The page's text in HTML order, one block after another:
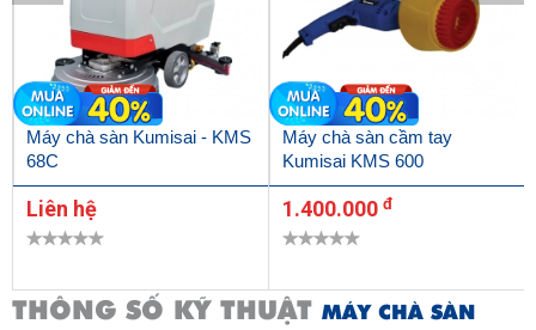
Máy chà sàn Kumisai - KMS
68C
Liên hệ
Máy chà sàn cầm tay
Kumisai KMS 600
1.400.000 đ
THÔNG SỐ KỸ THUẬT MÁY CHÀ SÀN